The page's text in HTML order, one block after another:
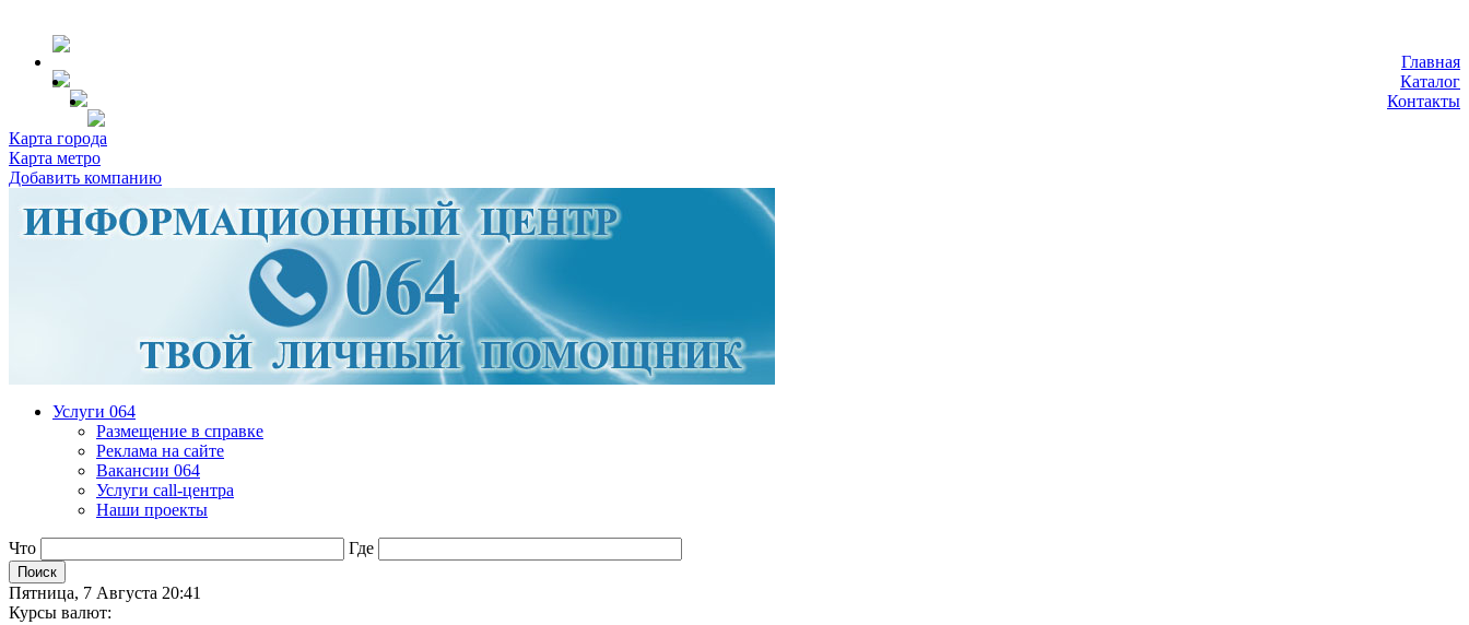
Главная
Каталог
Контакты
Карта города
Карта метро
Добавить компанию
Услуги 064
Размещение в справке
Реклама на сайте
Вакансии 064
Услуги call-центра
Наши проекты
Что Где
Пятница, 7 Августа 20:41
Курсы валют: